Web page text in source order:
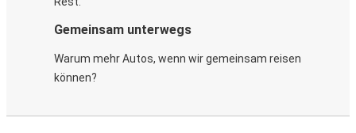
Gemeinsam unterwegs
Warum mehr Autos, wenn wir gemeinsam reisen
können?